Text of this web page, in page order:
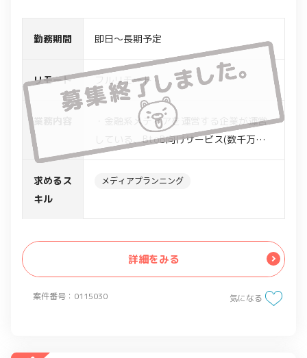
案件番号：0115030
勤務期間 即日～長期予定
リモート フルリモート
・金融系メディアを運営する企業が運営
している、BtoB向けサービス(数千万円
クラス）のグロース方針の策定及び企
画、企画書への落とし込み
求めるス
キル
メディアプランニング
詳細をみる
気になる